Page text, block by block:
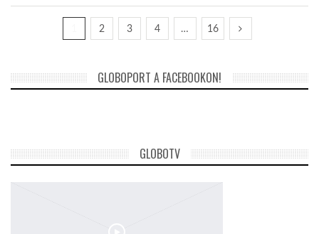
2 3 4 … 16
GLOBOPORT A FACEBOOKON!
GLOBOTV